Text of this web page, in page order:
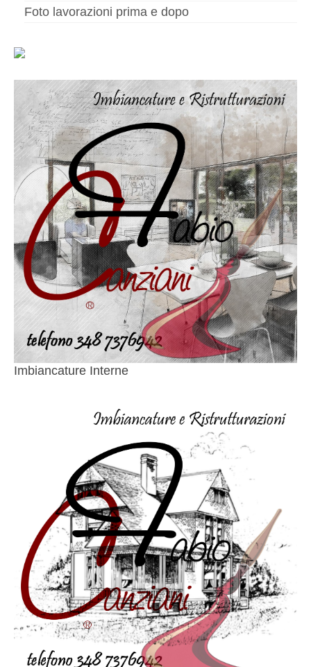
Murales
Controsoffitti
Posa pavimento laminato
Muratura
Foto lavorazioni prima e dopo
Imbiancature Interne